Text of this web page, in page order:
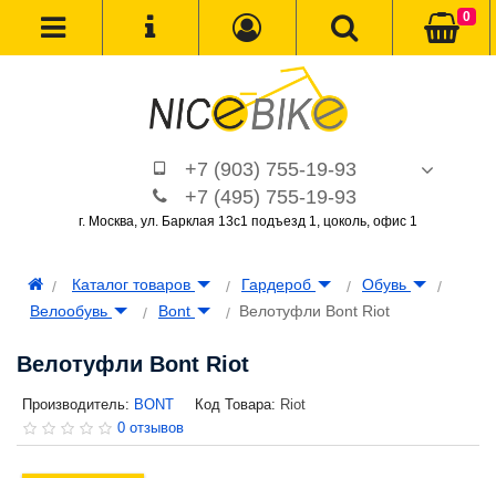
+7 (903) 755-19-93
+7 (495) 755-19-93
г. Москва, ул. Барклая 13с1 подъезд 1, цоколь, офис 1
0
Каталог товаров Гардероб
Обувь
Велообувь
Bont Велотуфли Bont Riot
Велотуфли Bont Riot
Производитель: BONT Код Товара: Riot
0 отзывов